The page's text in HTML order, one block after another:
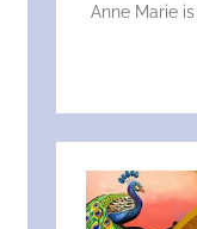
Anne Marie